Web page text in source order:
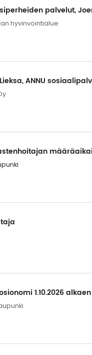
palvelut,
hyvinvointialue
ANNU
1.10.2026 alkaen